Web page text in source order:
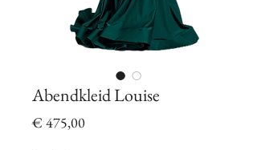
Abendkleid Louise
€ 475,00Preis